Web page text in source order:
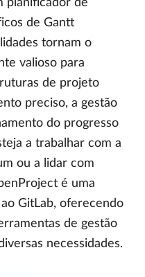
planificador de
de Gantt
tornam o
valioso para
de projeto
preciso, a gestão
do progresso
a trabalhar com a
ou a lidar com
é uma
GitLab, oferecendo
de gestão
necessidades.